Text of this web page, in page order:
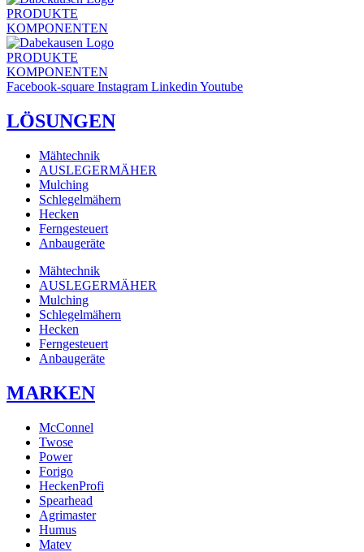
PRODUKTE
KOMPONENTEN
PRODUKTE
KOMPONENTEN
Facebook-square Instagram Linkedin Youtube
LÖSUNGEN
Mähtechnik
AUSLEGERMÄHER
Mulching
Schlegelmähern
Hecken
Ferngesteuert
Anbaugeräte
Mähtechnik
AUSLEGERMÄHER
Mulching
Schlegelmähern
Hecken
Ferngesteuert
Anbaugeräte
MARKEN
McConnel
Twose
Power
Forigo
HeckenProfi
Spearhead
Agrimaster
Humus
Matev